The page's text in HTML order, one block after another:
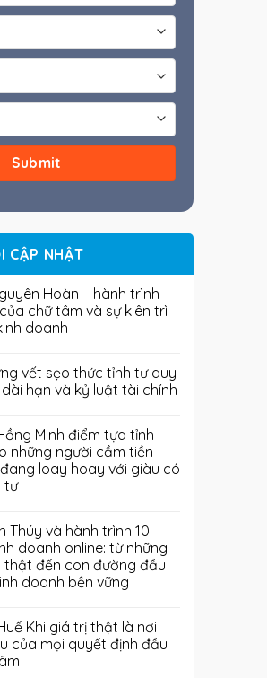
CẬP NHẬT
Hoàn – hành trình
chữ tâm và sự kiên trì
doanh
vết sẹo thức tỉnh tư duy
hạn và kỷ luật tài chính
Minh điểm tựa tỉnh
những người cầm tiền
loay hoay với giàu có
tư
Thúy và hành trình 10
doanh online: từ những
thật đến con đường đầu
doanh bền vững
Khi giá trị thật là nơi
của mọi quyết định đầu